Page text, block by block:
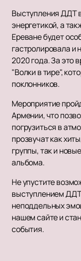
Выступления ДДТ
энергетикой, а
Ереване будет
гастролировала и
2020 года. За это
"Волки в тире",
поклонников.
Мероприятие
Армении, что
погрузиться в
прозвучат как
группы, так и
альбома.
Не упустите
выступлением
неподдельных
нашем сайте и
события.